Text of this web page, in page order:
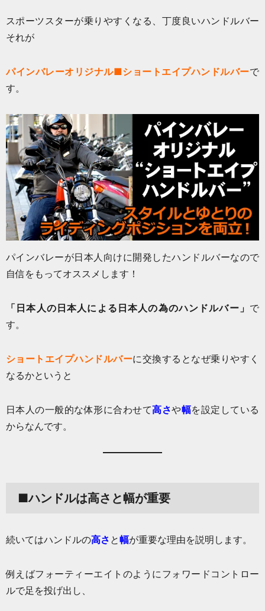
スポーツスターが乗りやすくなる、丁度良いハンドルバー
それが
パインバレーオリジナル■ショートエイプハンドルバーで
す。
パインバレーが日本人向けに開発したハンドルバーなので
自信をもってオススメします！
「日本人の日本人による日本人の為のハンドルバー」 で
す。
ショートエイプハンドルバーに交換するとなぜ乗りやすく
なるかというと
日本人の一般的な体形に合わせて高さや幅を設定している
からなんです。
■ハンドルは高さと幅が重要
続いてはハンドルの高さ と幅が重要な理由を説明します。
例えばフォーティーエイトのようにフォワードコントロー
ルで足を投げ出し、